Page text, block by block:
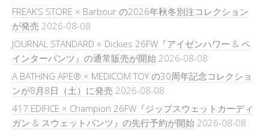
FREAK’S STORE × Barbour の2026年秋冬別注コレクション
が発売 2026-08-08
JOURNAL STANDARD × Dickies 26FW『アイゼンハワー & ペ
インターパンツ』の通常販売が開始 2026-08-08
A BATHING APE® × MEDICOM TOY の30周年記念コレクショ
ンが8月8日（土）に発売 2026-08-08
417 EDIFICE × Champion 26FW『ジップスウェットカーディ
ガン & スウェットパンツ』の先行予約が開始 2026-08-08